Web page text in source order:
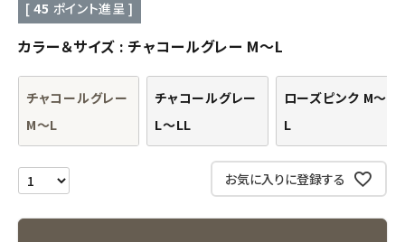
オリジナルブランド
ナチュラムーン
エコリュクス
エコメイト
ナチュラプラス
[ 45 ポイント進呈 ]
カラー＆サイズ チャコールグレー M～L
チャコールグレー
M～L
チャコールグレー
L～LL
ローズピンク M～
L
お気に入りに登録する